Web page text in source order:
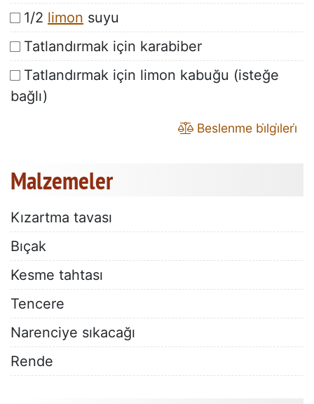
1/2 limon suyu
Tatlandırmak için karabiber
Tatlandırmak için limon kabuğu (isteğe
bağlı)
Beslenme bi̇lgi̇leri̇
Malzemeler
Kızartma tavası
Bıçak
Kesme tahtası
Tencere
Narenciye sıkacağı
Rende